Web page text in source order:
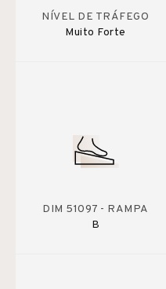
NÍVEL DE TRÁFEGO
Muito Forte
DIM 51097 - RAMPA
B